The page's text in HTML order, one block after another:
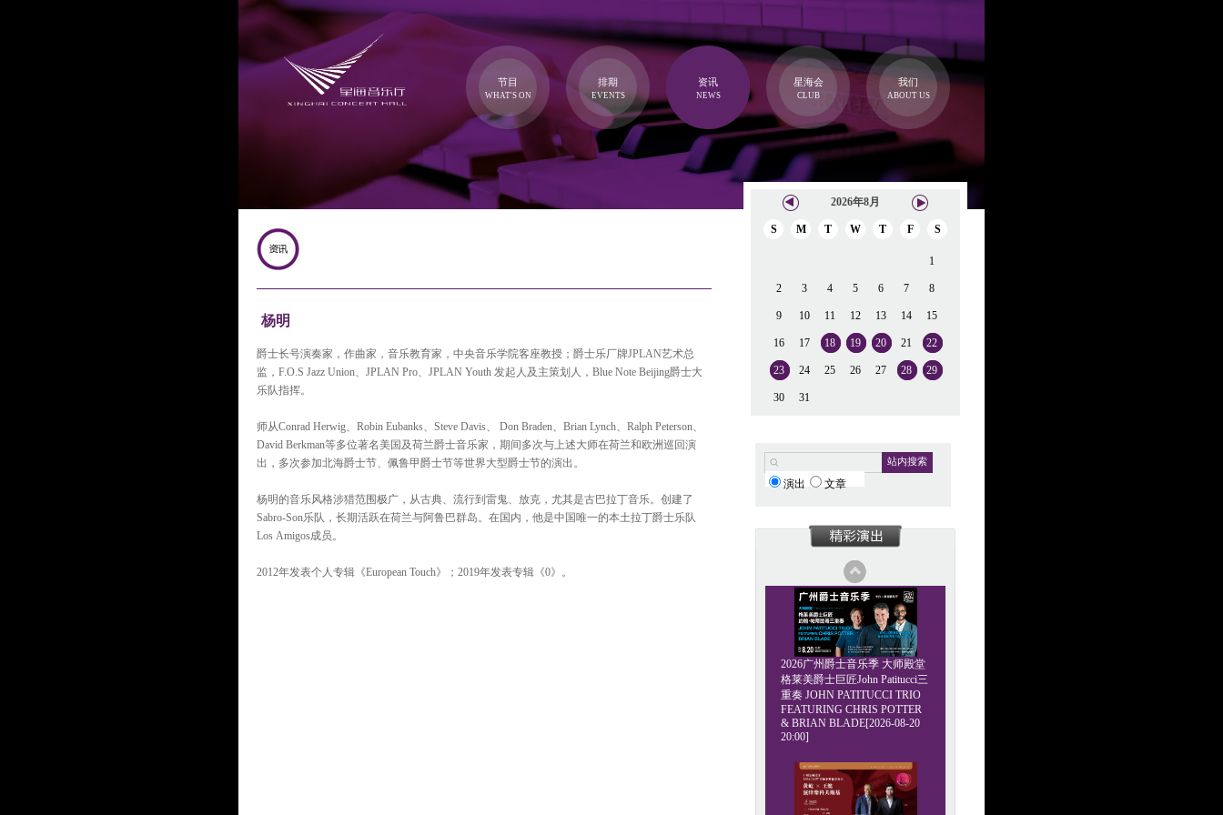
节目
WHAT'S ON
排期
EVENTS
资讯
NEWS
星海会
CLUB
我们
ABOUT US
杨明
爵士长号演奏家，作曲家，音乐教育家，中央音乐学院客座教授；爵士乐厂牌JPLAN艺术总
监，F.O.S Jazz Union、JPLAN Pro、JPLAN Youth 发起人及主策划人，Blue Note Beijing爵士大
乐队指挥。
师从Conrad Herwig、Robin Eubanks、Steve Davis、 Don Braden、Brian Lynch、Ralph Peterson、
David Berkman等多位著名美国及荷兰爵士音乐家，期间多次与上述大师在荷兰和欧洲巡回演
出，多次参加北海爵士节、佩鲁甲爵士节等世界大型爵士节的演出。
杨明的音乐风格涉猎范围极广，从古典、流行到雷鬼、放克，尤其是古巴拉丁音乐。创建了
Sabro-Son乐队，长期活跃在荷兰与阿鲁巴群岛。在国内，他是中国唯一的本土拉丁爵士乐队
Los Amigos成员。
2012年发表个人专辑《European Touch》；2019年发表专辑《0》。
2026年8月
S M T W T F S
1
2 3 4 5 6 7 8
9 10 11 12 13 14 15
16 17 18 19 20 21 22
23 24 25 26 27 28 29
30 31
站内搜索
演出 文章
2026广州爵士音乐季 大师殿堂
格莱美爵士巨匠John Patitucci三
重奏 JOHN PATITUCCI TRIO
FEATURING CHRIS POTTER
& BRIAN BLADE[2026-08-20
20:00]